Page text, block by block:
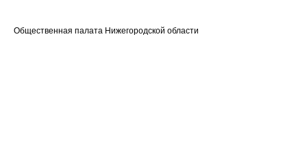
Общественная палата Нижегородской области